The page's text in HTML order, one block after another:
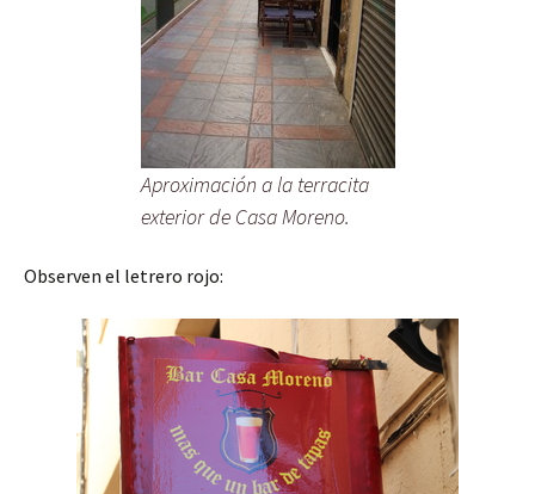
Aproximación a la terracita
exterior de Casa Moreno.
Observen el letrero rojo: